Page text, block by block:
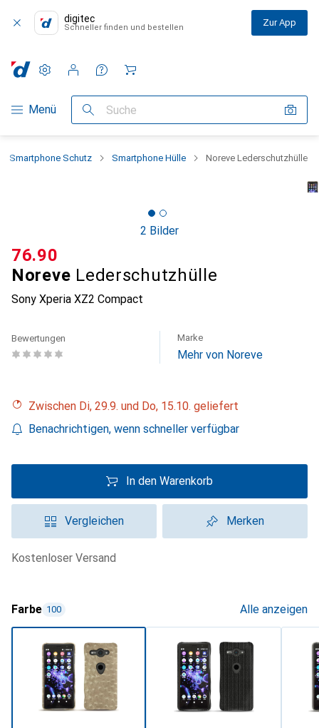
digitec
Schneller finden und bestellen Zur App
Navigation nach Kategorien
Menü Suche
Einstellungen
Kundenkonto
Vergleichslisten
Merklisten
Warenkorb
Smartphone Schutz Smartphone Hülle Noreve Lederschutzhülle
2 Bilder
Noreve Lederschutzhülle
Sony Xperia XZ2 Compact
CHF
76.90
Bewertungen Marke
Mehr von Noreve
Zwischen Di, 29.9. und Do, 15.10. geliefert
Benachrichtigen, wenn schneller verfügbar
In den Warenkorb
Vergleichen Merken
kostenloser Versand
Farbe 100 Alle anzeigen